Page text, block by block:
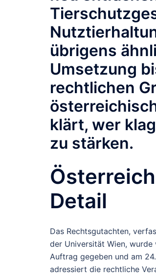
übrigens
Umsetzung
rechtlichen
klärt, wer
zu stärken.
Detail
Das Rechtsgutachten,
der Universität Wien,
Auftrag gegeben und am
adressiert die rechtliche